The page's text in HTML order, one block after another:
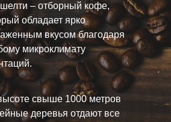
– отборный кофе,
обладает ярко
вкусом благодаря
микроклимату
свыше 1000 метров
деревья отдают все